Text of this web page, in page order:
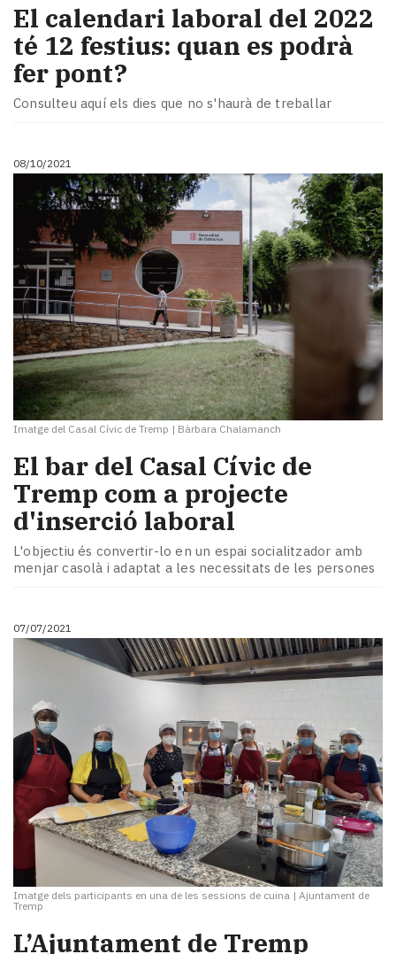
El calendari laboral del 2022
té 12 festius: quan es podrà
fer pont?
Consulteu aquí els dies que no s'haurà de treballar
08/10/2021
Imatge del Casal Cívic de Tremp | Bàrbara Chalamanch
El bar del Casal Cívic de
Tremp com a projecte
d'inserció laboral
L'objectiu és convertir-lo en un espai socialitzador amb
menjar casolà i adaptat a les necessitats de les persones
07/07/2021
Imatge dels participants en una de les sessions de cuina | Ajuntament de
Tremp
​L’Ajuntament de Tremp